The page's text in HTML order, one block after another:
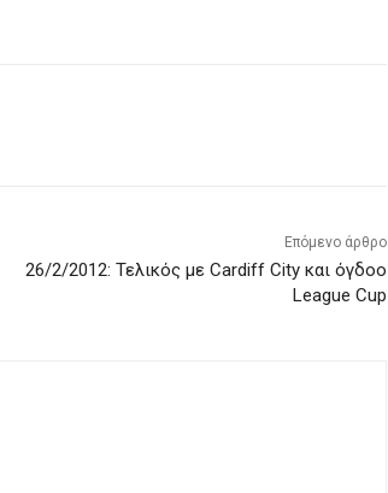
Επόμενο άρθρο
26/2/2012: Τελικός με Cardiff City και όγδοο
League Cup